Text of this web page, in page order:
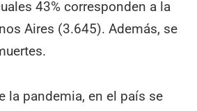
43% corresponden a la
Aires (3.645). Además, se
la pandemia, en el país se